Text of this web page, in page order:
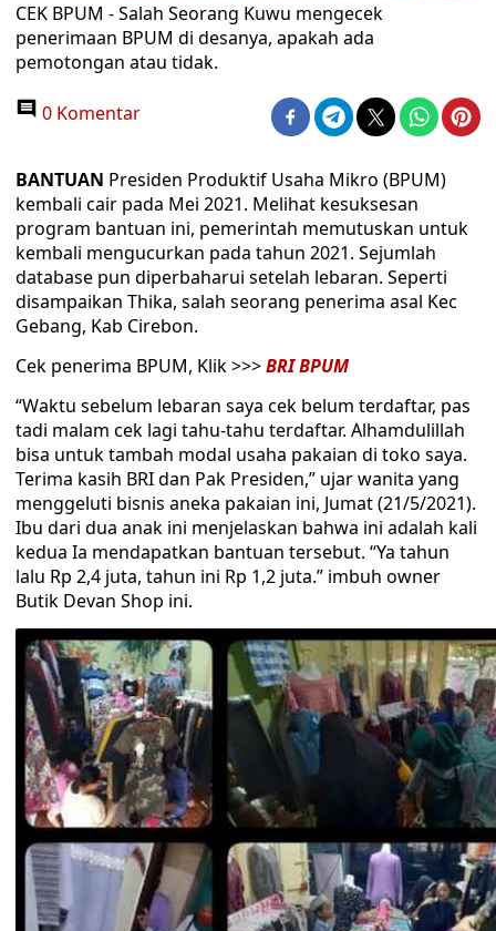
CEK BPUM - Salah Seorang Kuwu mengecek
penerimaan BPUM di desanya, apakah ada
pemotongan atau tidak.
0 Komentar
BANTUAN Presiden Produktif Usaha Mikro (BPUM)
kembali cair pada Mei 2021. Melihat kesuksesan
program bantuan ini, pemerintah memutuskan untuk
kembali mengucurkan pada tahun 2021. Sejumlah
database pun diperbaharui setelah lebaran. Seperti
disampaikan Thika, salah seorang penerima asal Kec
Gebang, Kab Cirebon.
Cek penerima BPUM, Klik >>>BRI BPUM
“Waktu sebelum lebaran saya cek belum terdaftar, pas
tadi malam cek lagi tahu-tahu terdaftar. Alhamdulillah
bisa untuk tambah modal usaha pakaian di toko saya.
Terima kasih BRI dan Pak Presiden,” ujar wanita yang
menggeluti bisnis aneka pakaian ini, Jumat (21/5/2021).
Ibu dari dua anak ini menjelaskan bahwa ini adalah kali
kedua Ia mendapatkan bantuan tersebut. “Ya tahun
lalu Rp 2,4 juta, tahun ini Rp 1,2 juta.” imbuh owner
Butik Devan Shop ini.